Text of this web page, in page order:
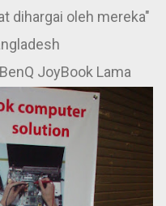
dihargai oleh mereka"
JoyBook Lama